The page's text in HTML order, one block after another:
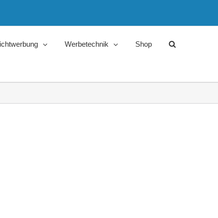
Werbetechnik Shop